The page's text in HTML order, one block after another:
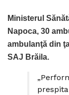
Ministerul
Napoca, 30
ambulanţă din
SAJ Brăila.